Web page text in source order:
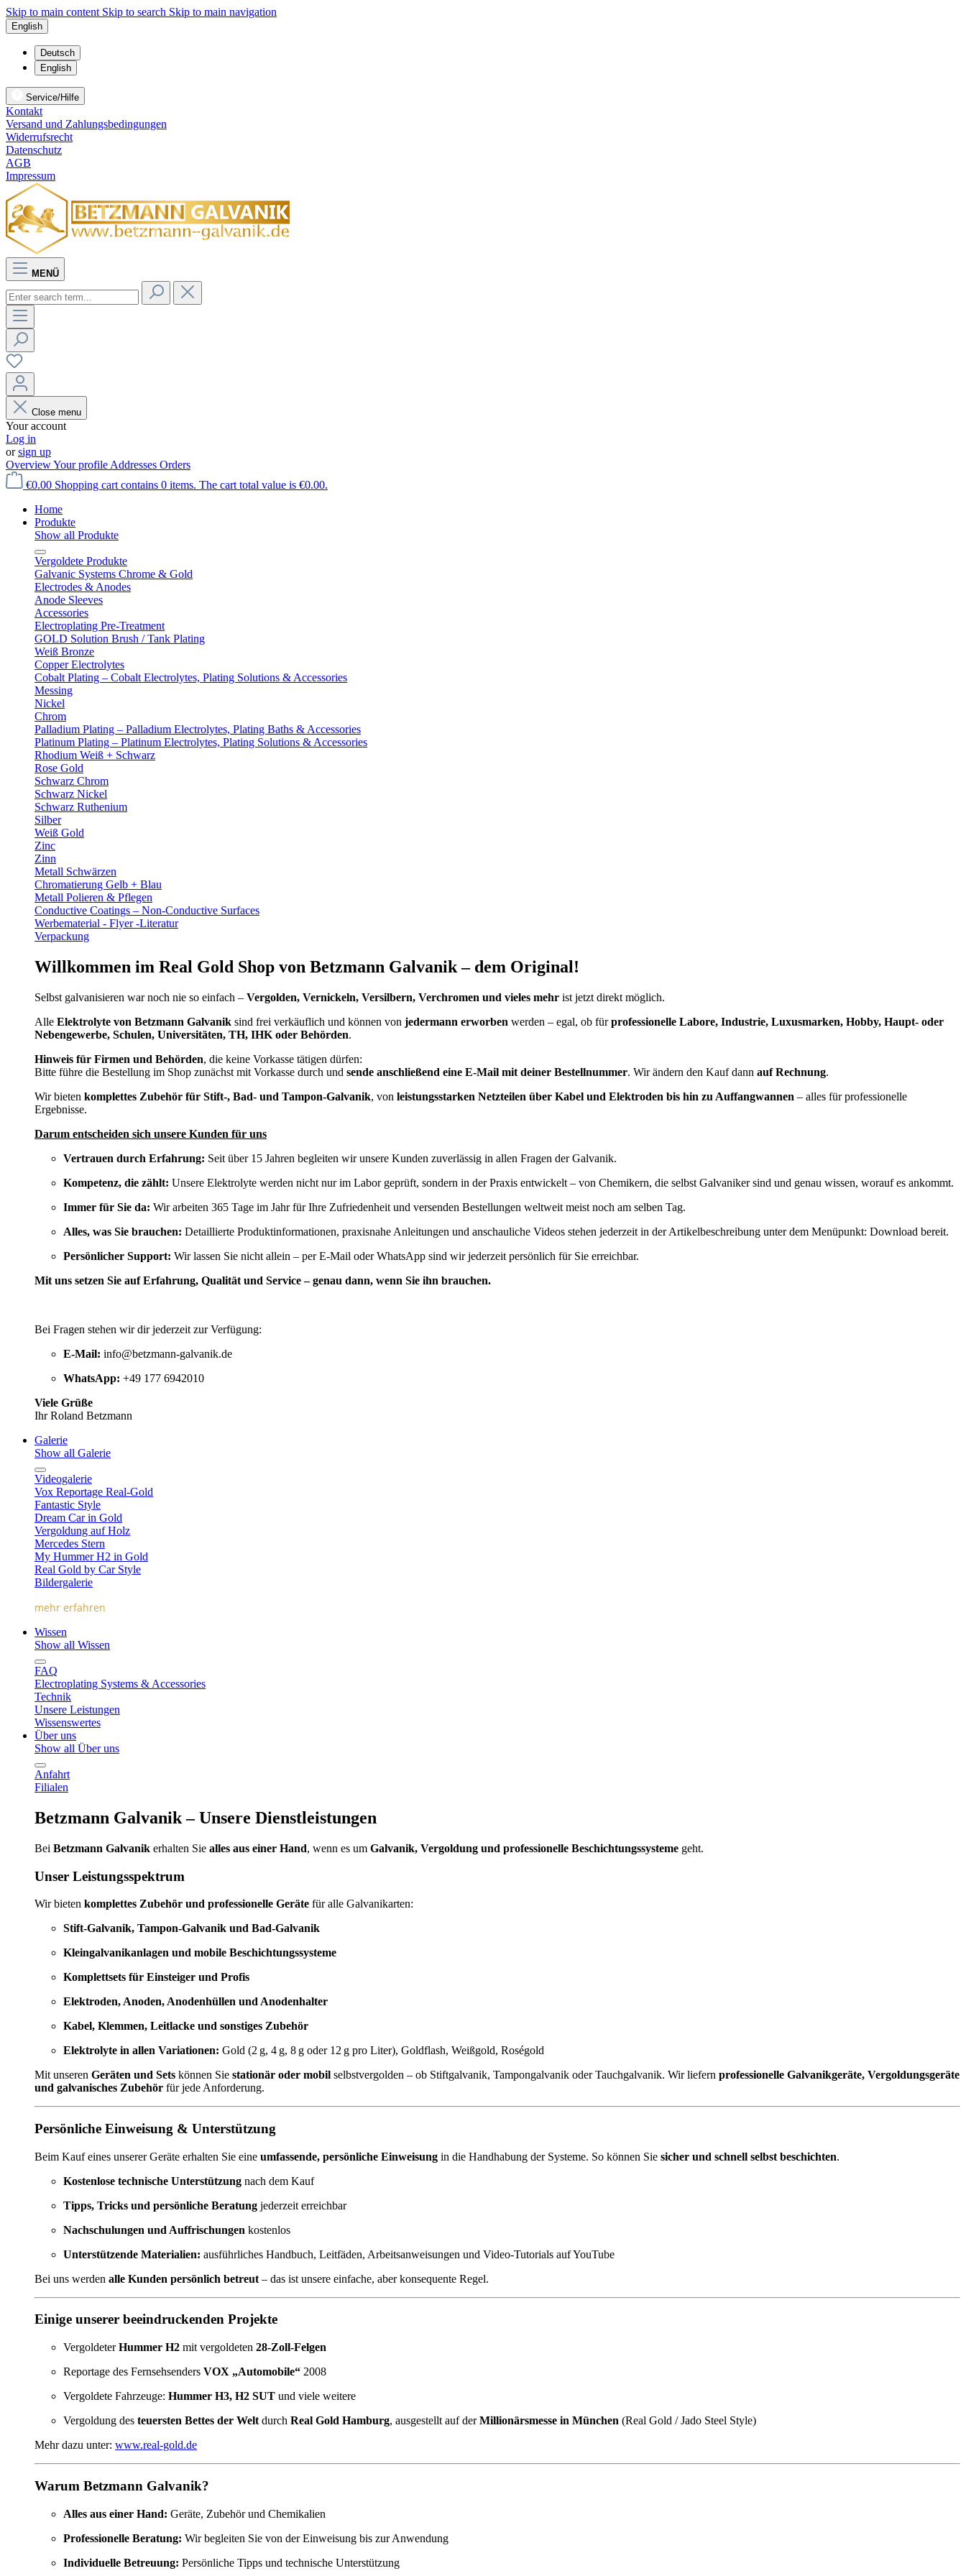
Skip to main content Skip to search Skip to main navigation
English
Deutsch
English
Service/Hilfe
Kontakt
Versand und Zahlungsbedingungen
Widerrufsrecht
Datenschutz
AGB
Impressum
MENÜ
Close menu
Your account
Log in
orsign up
OverviewYour profile Addresses Orders
€0.00 Shopping cart contains 0 items. The cart total value is €0.00.
Home
Produkte
Show all Produkte
Vergoldete Produkte
Galvanic Systems Chrome & Gold
Electrodes & Anodes
Anode Sleeves
Accessories
Electroplating Pre-Treatment
GOLD Solution Brush / Tank Plating
Weiß Bronze
Copper Electrolytes
Cobalt Plating – Cobalt Electrolytes, Plating Solutions & Accessories
Messing
Nickel
Chrom
Palladium Plating – Palladium Electrolytes, Plating Baths & Accessories
Platinum Plating – Platinum Electrolytes, Plating Solutions & Accessories
Rhodium Weiß + Schwarz
Rose Gold
Schwarz Chrom
Schwarz Nickel
Schwarz Ruthenium
Silber
Weiß Gold
Zinc
Zinn
Metall Schwärzen
Chromatierung Gelb + Blau
Metall Polieren & Pflegen
Conductive Coatings – Non-Conductive Surfaces
Werbematerial - Flyer -Literatur
Verpackung
Willkommen im Real Gold Shop von Betzmann Galvanik – dem Original!
Selbst galvanisieren war noch nie so einfach – Vergolden, Vernickeln, Versilbern, Verchromen und vieles mehr ist jetzt direkt möglich.
Alle Elektrolyte von Betzmann Galvanik sind frei verkäuflich und können von jedermann erworben werden – egal, ob fürprofessionelle Labore, Industrie, Luxusmarken, Hobby, Haupt- oder
Nebengewerbe, Schulen, Universitäten, TH, IHK oder Behörden.
Hinweis für Firmen und Behörden, die keine Vorkasse tätigen dürfen:
Bitte führe die Bestellung im Shop zunächst mit Vorkasse durch und sende anschließend eine E-Mail mit deiner Bestellnummer. Wir ändern den Kauf dann auf Rechnung.
Wir bieten komplettes Zubehör für Stift-, Bad- und Tampon-Galvanik, von leistungsstarken Netzteilen über Kabel und Elektroden bis hin zu Auffangwannen – alles für professionelle
Ergebnisse.
Darum entscheiden sich unsere Kunden für uns
Vertrauen durch Erfahrung: Seit über 15 Jahren begleiten wir unsere Kunden zuverlässig in allen Fragen der Galvanik.
Kompetenz, die zählt: Unsere Elektrolyte werden nicht nur im Labor geprüft, sondern in der Praxis entwickelt – von Chemikern, die selbst Galvaniker sind und genau wissen, worauf es ankommt.
Immer für Sie da: Wir arbeiten 365 Tage im Jahr für Ihre Zufriedenheit und versenden Bestellungen weltweit meist noch am selben Tag.
Alles, was Sie brauchen: Detaillierte Produktinformationen, praxisnahe Anleitungen und anschauliche Videos stehen jederzeit in der Artikelbeschreibung unter dem Menüpunkt: Download bereit.
Persönlicher Support: Wir lassen Sie nicht allein – per E-Mail oder WhatsApp sind wir jederzeit persönlich für Sie erreichbar.
Mit uns setzen Sie auf Erfahrung, Qualität und Service – genau dann, wenn Sie ihn brauchen.
Bei Fragen stehen wir dir jederzeit zur Verfügung:
E-Mail: info@betzmann-galvanik.de
WhatsApp: +49 177 6942010
Viele Grüße
Ihr Roland Betzmann
Galerie
Show all Galerie
Videogalerie
Vox Reportage Real-Gold
Fantastic Style
Dream Car in Gold
Vergoldung auf Holz
Mercedes Stern
My Hummer H2 in Gold
Real Gold by Car Style
Bildergalerie
mehr erfahren
Wissen
Show all Wissen
FAQ
Electroplating Systems & Accessories
Technik
Unsere Leistungen
Wissenswertes
Über uns
Show all Über uns
Anfahrt
Filialen
Betzmann Galvanik – Unsere Dienstleistungen
Bei Betzmann Galvanik erhalten Sie alles aus einer Hand, wenn es um Galvanik, Vergoldung und professionelle Beschichtungssysteme geht.
Unser Leistungsspektrum
Wir bieten komplettes Zubehör und professionelle Geräte für alle Galvanikarten:
Stift-Galvanik, Tampon-Galvanik und Bad-Galvanik
Kleingalvanikanlagen und mobile Beschichtungssysteme
Komplettsets für Einsteiger und Profis
Elektroden, Anoden, Anodenhüllen und Anodenhalter
Kabel, Klemmen, Leitlacke und sonstiges Zubehör
Elektrolyte in allen Variationen: Gold (2 g, 4 g, 8 g oder 12 g pro Liter), Goldflash, Weißgold, Roségold
Mit unseren Geräten und Sets können Sie stationär oder mobil selbstvergolden – ob Stiftgalvanik, Tampongalvanik oder Tauchgalvanik. Wir liefern professionelle Galvanikgeräte, Vergoldungsgeräte
und galvanisches Zubehör für jede Anforderung.
Persönliche Einweisung & Unterstützung
Beim Kauf eines unserer Geräte erhalten Sie eine umfassende, persönliche Einweisung in die Handhabung der Systeme. So können Sie sicher und schnell selbst beschichten.
Kostenlose technische Unterstützung nach dem Kauf
Tipps, Tricks und persönliche Beratung jederzeit erreichbar
Nachschulungen und Auffrischungen kostenlos
Unterstützende Materialien: ausführliches Handbuch, Leitfäden, Arbeitsanweisungen und Video-Tutorials auf YouTube
Bei uns werden alle Kunden persönlich betreut – das ist unsere einfache, aber konsequente Regel.
Einige unserer beeindruckenden Projekte
VergoldeterHummer H2 mit vergoldeten 28-Zoll-Felgen
Reportage des Fernsehsenders VOX „Automobile“ 2008
Vergoldete Fahrzeuge: Hummer H3, H2 SUT und viele weitere
Vergoldung des teuersten Bettes der Welt durch Real Gold Hamburg, ausgestellt auf derMillionärsmesse in München (Real Gold / Jado Steel Style)
Mehr dazu unter: www.real-gold.de
Warum Betzmann Galvanik?
Alles aus einer Hand: Geräte, Zubehör und Chemikalien
Professionelle Beratung: Wir begleiten Sie von der Einweisung bis zur Anwendung
Individuelle Betreuung: Persönliche Tipps und technische Unterstützung